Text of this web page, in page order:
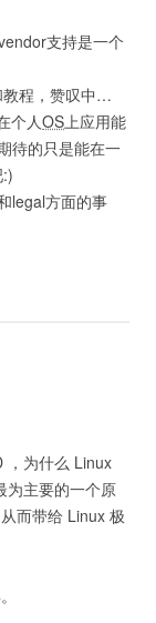
支持是一个
教程，赞叹中…
个人OS上应用能
待的只是能在一
legal方面的事
，为什么 Linux
为主要的一个原
而带给 Linux 极